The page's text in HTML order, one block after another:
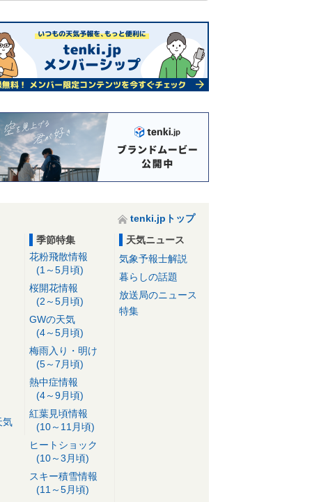
tenki.jpトップ
気
季節特集
花粉飛散情報
(1～5月頃)
桜開花情報
(2～5月頃)
GWの天気
(4～5月頃)
梅雨入り・明け
(5～7月頃)
熱中症情報
(4～9月頃)
紅葉見頃情報
(10～11月頃)
ヒートショック
(10～3月頃)
スキー積雪情報
(11～5月頃)
天気ニュース
気象予報士解説
暮らしの話題
放送局のニュース
特集